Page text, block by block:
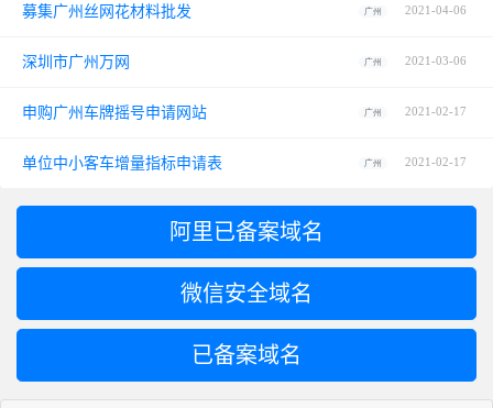
募集广州丝网花材料批发 广州 2021-04-06
深圳市广州万网 广州 2021-03-06
申购广州车牌摇号申请网站 广州 2021-02-17
单位中小客车增量指标申请表 广州 2021-02-17
阿里已备案域名
微信安全域名
已备案域名